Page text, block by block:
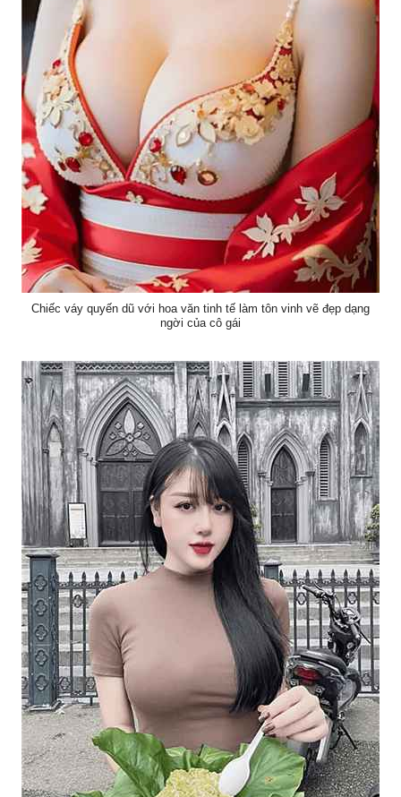
Chiếc váy quyến dũ với hoa văn tinh tế làm tôn vinh vẽ đẹp dạng
ngời của cô gái